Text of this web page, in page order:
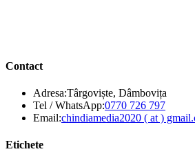
Contact
Adresa:Târgoviște, Dâmbovița
Tel / WhatsApp:0770 726 797Opens
in
Email:chindiamedia2020 ( at )
Etichete